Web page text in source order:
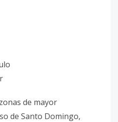
de mayor
de Santo Domingo,